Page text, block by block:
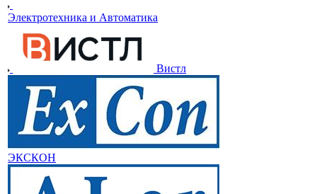
Электротехника и Автоматика
Вистл
ЭКСКОН